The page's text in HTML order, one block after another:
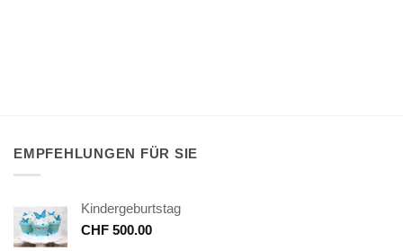
EMPFEHLUNGEN FÜR SIE
Kindergeburtstag
CHF 500.00